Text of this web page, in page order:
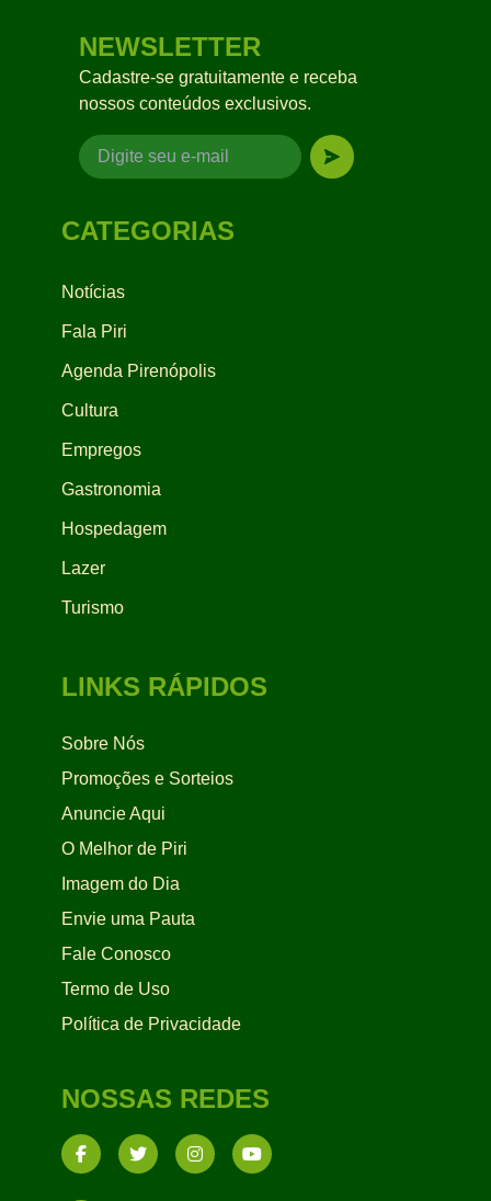
NEWSLETTER
Cadastre-se gratuitamente e receba
nossos conteúdos exclusivos.
CATEGORIAS
Notícias
Fala Piri
Agenda Pirenópolis
Cultura
Empregos
Gastronomia
Hospedagem
Lazer
Turismo
LINKS RÁPIDOS
Sobre Nós
Promoções e Sorteios
Anuncie Aqui
O Melhor de Piri
Imagem do Dia
Envie uma Pauta
Fale Conosco
Termo de Uso
Política de Privacidade
NOSSAS REDES